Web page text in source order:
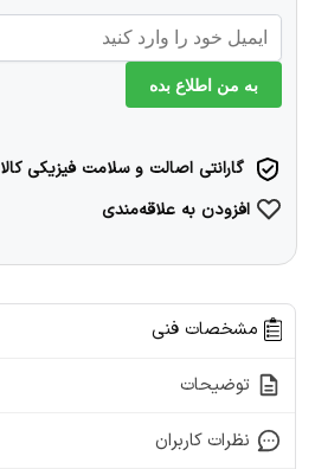
به من اطلاع بده
گارانتی اصالت و سلامت فیزیکی کالا
افزودن به علاقه‌مندی
مشخصات فنی
توضیحات
نظرات کاربران